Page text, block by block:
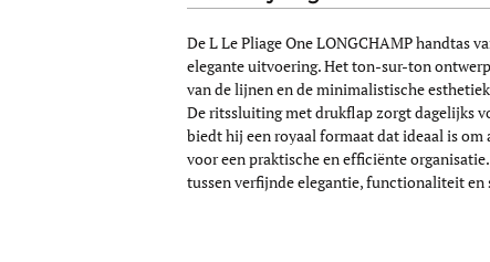
De L Le Pliage One LONGCHAMP handtas
elegante uitvoering. Het ton-sur-ton
van de lijnen en de minimalistische
De ritssluiting met drukflap zorgt dagelijks
biedt hij een royaal formaat dat ideaal is
voor een praktische en efficiënte
tussen verfijnde elegantie, functionaliteit